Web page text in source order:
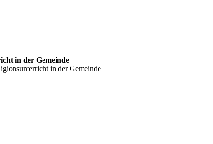
in der Gemeinde
in der Gemeinde